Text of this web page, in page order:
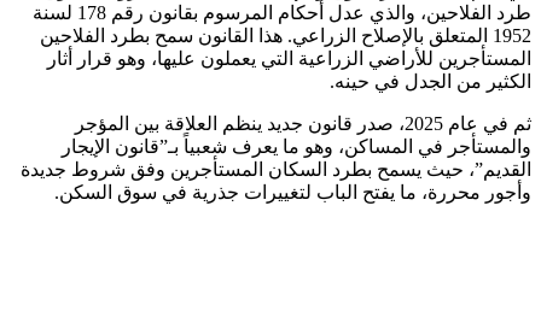
طرد الفلاحين، والذي عدل أحكام المرسوم بقانون رقم 178 لسنة
1952 المتعلق بالإصلاح الزراعي. هذا القانون سمح بطرد الفلاحين
المستأجرين للأراضي الزراعية التي يعملون عليها، وهو قرار أثار
الكثير من الجدل في حينه.
ثم في عام 2025، صدر قانون جديد ينظم العلاقة بين المؤجر
والمستأجر في المساكن، وهو ما يعرف شعبياً بـ”قانون الإيجار
القديم”، حيث يسمح بطرد السكان المستأجرين وفق شروط جديدة
وأجور محررة، ما يفتح الباب لتغييرات جذرية في سوق السكن.